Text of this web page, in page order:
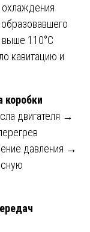
охлаждения
110°C
кавитацию и
коробки
двигателя →
давления →